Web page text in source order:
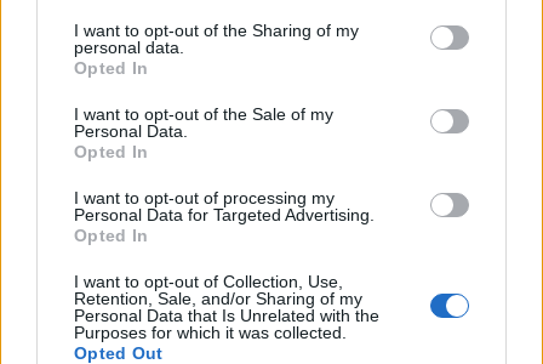
not limited to your visit or usage behaviour. You may click to
grant or deny consent to Google and its third-party tags to
use your data for below specified purposes in below Google
consent section.
I want to opt-out of the Sharing of my
personal data.
Opted In
I want to opt-out of the Sale of my
Personal Data.
Opted In
I want to opt-out of processing my
Personal Data for Targeted Advertising.
Opted In
I want to opt-out of Collection, Use,
Retention, Sale, and/or Sharing of my
Personal Data that Is Unrelated with the
Purposes for which it was collected.
Opted Out